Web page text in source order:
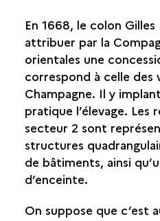
SAINT-LEU
SAINT-LOUIS
SAINT-PAUL
BASSIN VITAL
BATTERIE « DE DROITE »
BATTERIE « DE
CAP CHAMPAGNE
CIMETIÈRE MARIN
En 1668, le colon Gilles
attribuer par la
orientales une
correspond à celle des
Champagne. Il y
pratique l’élevage. Les
secteur 2 sont
structures
de bâtiments, ainsi
d’enceinte.
On suppose que c’est